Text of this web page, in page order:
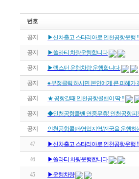
번호
공지 ▶신차출고 스타리아로 인천공항운행 !!
공지 ▶쏠라티 차량운행합니다
공지 ▶렉스턴 운행차량 운행합니다.
공지 ♠ 부정클릭 하시면 본인에게 큰 피혜가
공지 ★ 공항갈때 인천공항콜밴이 딱 !!
공지 ◆인천공항콜밴 연중무휴! 인천공항
공지 인천공항콜밴/영업지역/전국을 운행하
47 ▶신차출고 스타리아로 인천공항운행 !!
46 ▶쏠라티 차량운행합니다
45 ▶운행차량